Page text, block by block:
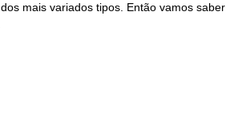
dos mais variados tipos. Então vamos saber